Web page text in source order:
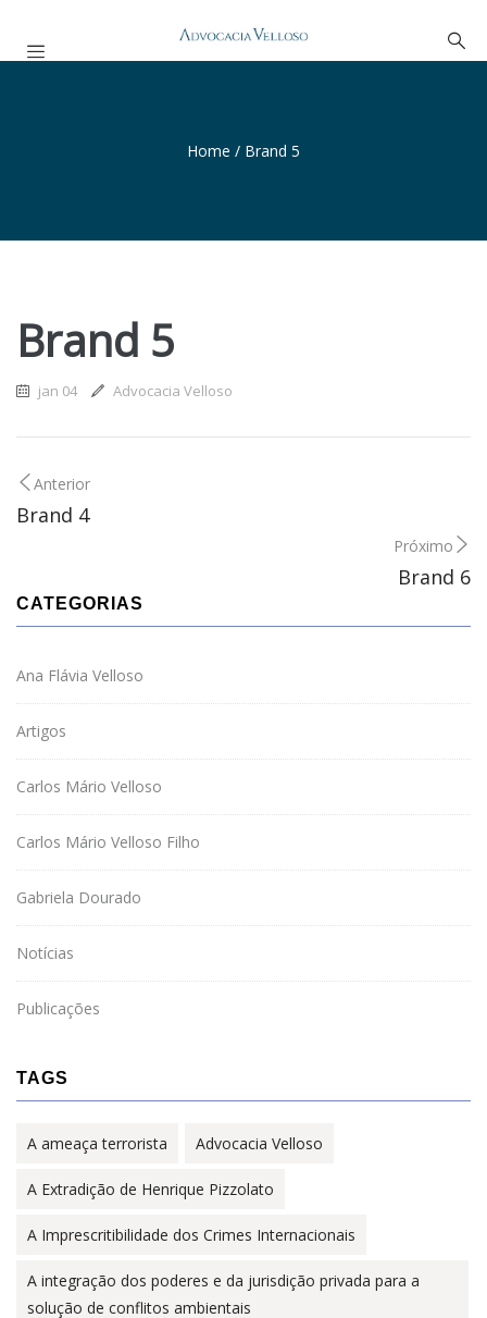
Home / Brand 5
Brand 5
jan 04 Advocacia Velloso
Anterior
Brand 4
Próximo
Brand 6
CATEGORIAS
Ana Flávia Velloso
Artigos
Carlos Mário Velloso
Carlos Mário Velloso Filho
Gabriela Dourado
Notícias
Publicações
TAGS
A ameaça terrorista Advocacia Velloso
A Extradição de Henrique Pizzolato
A Imprescritibilidade dos Crimes Internacionais
A integração dos poderes e da jurisdição privada para a
solução de conflitos ambientais